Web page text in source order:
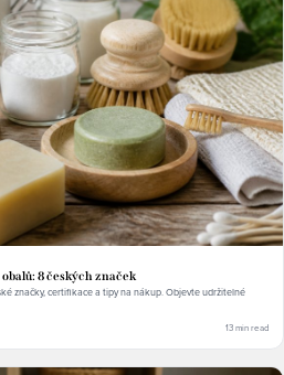
8 českých značek
značky, certifikace a tipy na nákup. Objevte udržitelné
13 min read